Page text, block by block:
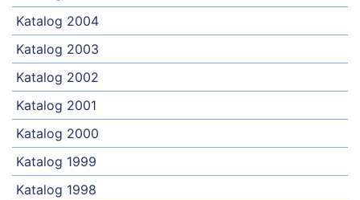
Katalog 2004
Katalog 2003
Katalog 2002
Katalog 2001
Katalog 2000
Katalog 1999
Katalog 1998